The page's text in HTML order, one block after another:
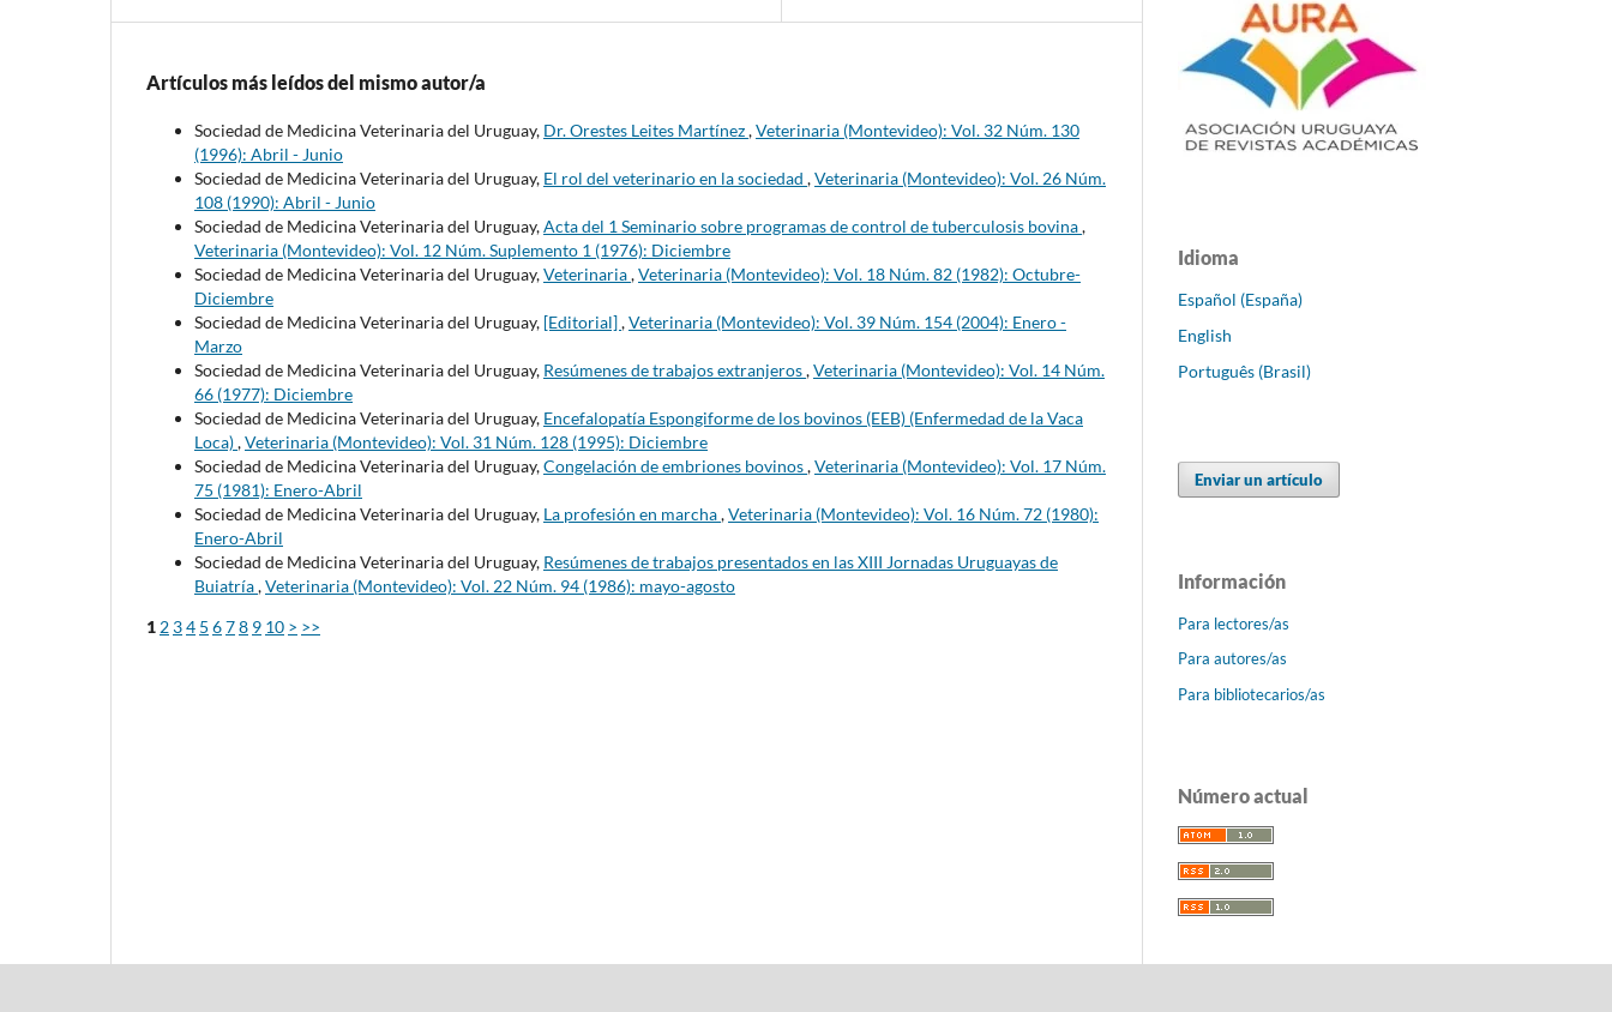
Artículos más leídos del mismo autor/a
Sociedad de Medicina Veterinaria del Uruguay, Dr. Orestes Leites Martínez,Veterinaria (Montevideo): Vol. 32 Núm. 130
(1996): Abril - Junio
Sociedad de Medicina Veterinaria del Uruguay, El rol del veterinario en la sociedad ,Veterinaria (Montevideo): Vol. 26 Núm.
108 (1990): Abril - Junio
Sociedad de Medicina Veterinaria del Uruguay,Acta del 1 Seminario sobre programas de control de tuberculosis bovina,
Veterinaria (Montevideo): Vol. 12 Núm. Suplemento 1 (1976): Diciembre
Sociedad de Medicina Veterinaria del Uruguay,Veterinaria,Veterinaria (Montevideo): Vol. 18 Núm. 82 (1982): Octubre-
Diciembre
Sociedad de Medicina Veterinaria del Uruguay, [Editorial],Veterinaria (Montevideo): Vol. 39 Núm. 154 (2004): Enero -
Marzo
Sociedad de Medicina Veterinaria del Uruguay, Resúmenes de trabajos extranjeros,Veterinaria (Montevideo): Vol. 14 Núm.
66 (1977): Diciembre
Sociedad de Medicina Veterinaria del Uruguay, Encefalopatía Espongiforme de los bovinos (EEB) (Enfermedad de la Vaca
Loca),Veterinaria (Montevideo): Vol. 31 Núm. 128 (1995): Diciembre
Sociedad de Medicina Veterinaria del Uruguay,Congelación de embriones bovinos,Veterinaria (Montevideo): Vol. 17 Núm.
75 (1981): Enero-Abril
Sociedad de Medicina Veterinaria del Uruguay, La profesión en marcha,Veterinaria (Montevideo): Vol. 16 Núm. 72 (1980):
Enero-Abril
Sociedad de Medicina Veterinaria del Uruguay, Resúmenes de trabajos presentados en las XIII Jornadas Uruguayas de
Buiatría,Veterinaria (Montevideo): Vol. 22 Núm. 94 (1986): mayo-agosto
1 2 34 5 678 9 10 > >>
Idioma
Español (España)
English
Português (Brasil)
Enviar un artículo
Información
Para lectores/as
Para autores/as
Para bibliotecarios/as
Número actual